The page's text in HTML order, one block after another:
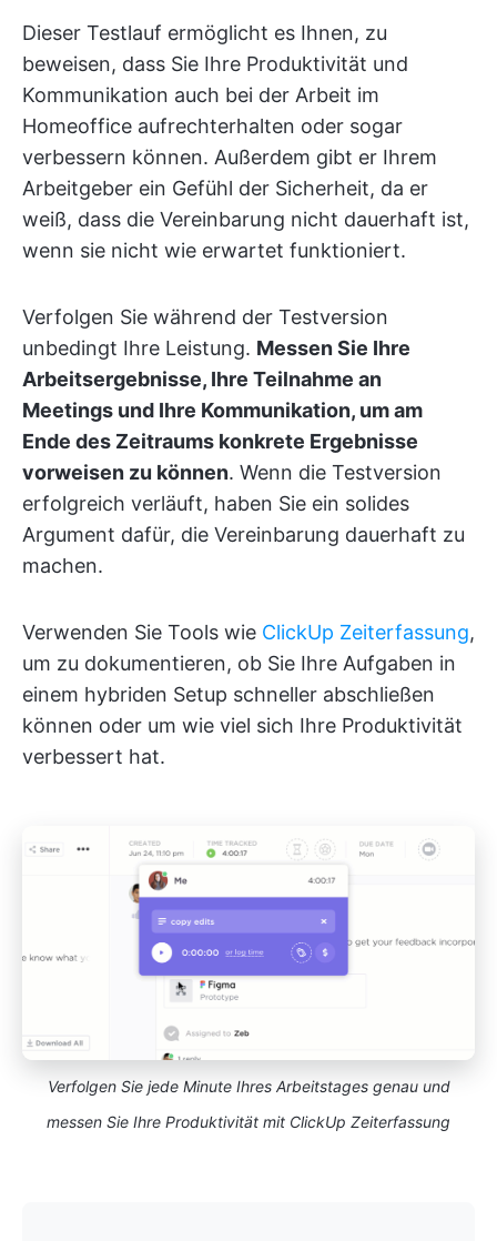
Dieser Testlauf ermöglicht es Ihnen, zu
beweisen, dass Sie Ihre Produktivität und
Kommunikation auch bei der Arbeit im
Homeoffice aufrechterhalten oder sogar
verbessern können. Außerdem gibt er Ihrem
Arbeitgeber ein Gefühl der Sicherheit, da er
weiß, dass die Vereinbarung nicht dauerhaft ist,
wenn sie nicht wie erwartet funktioniert.
Verfolgen Sie während der Testversion
unbedingt Ihre Leistung. Messen Sie Ihre
Arbeitsergebnisse, Ihre Teilnahme an
Meetings und Ihre Kommunikation, um am
Ende des Zeitraums konkrete Ergebnisse
vorweisen zu können. Wenn die Testversion
erfolgreich verläuft, haben Sie ein solides
Argument dafür, die Vereinbarung dauerhaft zu
machen.
Verwenden Sie Tools wie ClickUp Zeiterfassung,
um zu dokumentieren, ob Sie Ihre Aufgaben in
einem hybriden Setup schneller abschließen
können oder um wie viel sich Ihre Produktivität
verbessert hat.
Verfolgen Sie jede Minute Ihres Arbeitstages genau und
messen Sie Ihre Produktivität mit ClickUp Zeiterfassung